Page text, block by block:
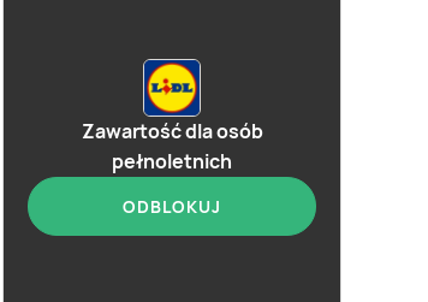
Zawartość dla osób
pełnoletnich
ODBLOKUJ